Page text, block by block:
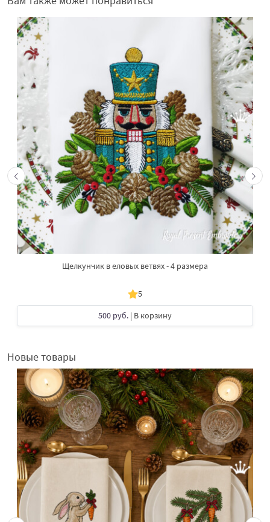
Щелкунчик в еловых ветвях - 4 размера
5
500 руб. | В корзину
Новые товары